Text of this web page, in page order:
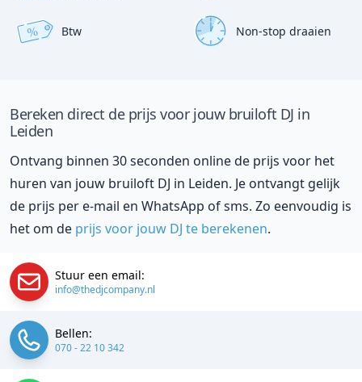
% Btw Non-stop draaien
Bereken direct de prijs voor jouw bruiloft DJ in
Leiden
Ontvang binnen 30 seconden online de prijs voor het
huren van jouw bruiloft DJ in Leiden. Je ontvangt gelijk
de prijs per e-mail en WhatsApp of sms. Zo eenvoudig is
het om de prijs voor jouw DJ te berekenen.
Stuur een email:
info@thedjcompany.nl
Bellen:
070 - 22 10 342